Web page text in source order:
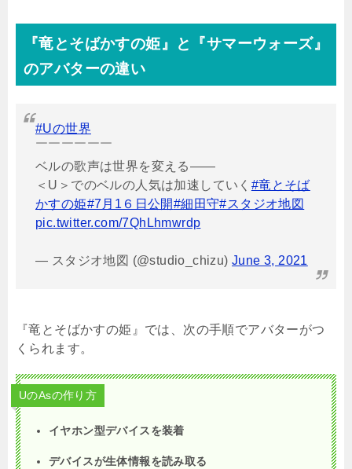
『竜とそばかすの姫』と『サマーウォーズ』
のアバターの違い
#Uの世界
￣￣￣￣￣￣
ベルの歌声は世界を変える――
＜U＞でのベルの人気は加速していく #竜とそば
かすの姫#7月1６日公開#細田守#スタジオ地図
pic.twitter.com/7QhLhmwrdp
— スタジオ地図 (@studio_chizu)June 3, 2021
『竜とそばかすの姫』では、次の手順でアバターがつ
くられます。
UのAsの作り方
イヤホン型デバイスを装着
デバイスが生体情報を読み取る